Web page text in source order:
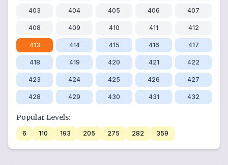
403 404 405 406 407
408 409 410 411 412
413 414 415 416 417
418 419 420 421 422
423 424 425 426 427
428 429 430 431 432
Popular Levels:
6 110 193 205 275 282 359